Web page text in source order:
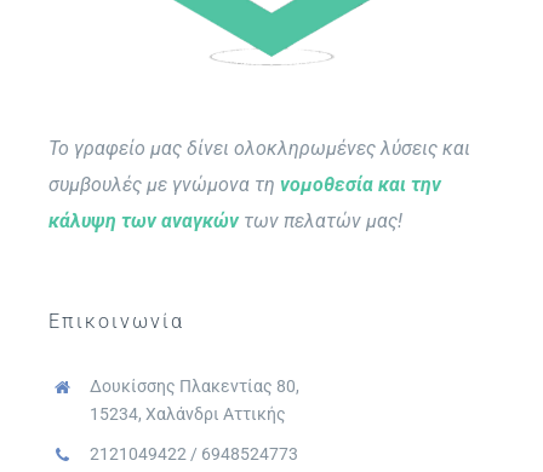
Το γραφείο μας δίνει ολοκληρωμένες λύσεις και
συμβουλές με γνώμονα τη νομοθεσία και την
κάλυψη των αναγκώντων πελατών μας!
Επικοινωνία
Δουκίσσης Πλακεντίας 80,
15234, Χαλάνδρι Αττικής
2121049422 / 6948524773